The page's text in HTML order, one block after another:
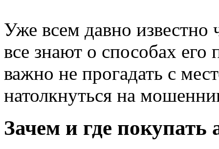
Уже всем давно известно
все знают о способах
важно не прогадать с
натолкнуться на
Зачем и где покупать